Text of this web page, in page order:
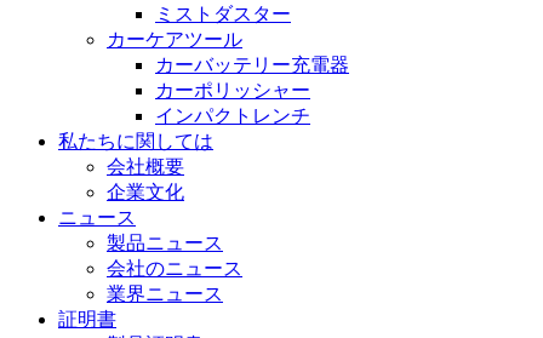
ミストダスター
カーケアツール
カーバッテリー充電器
カーポリッシャー
インパクトレンチ
私たちに関しては
会社概要
企業文化
ニュース
製品ニュース
会社のニュース
業界ニュース
証明書